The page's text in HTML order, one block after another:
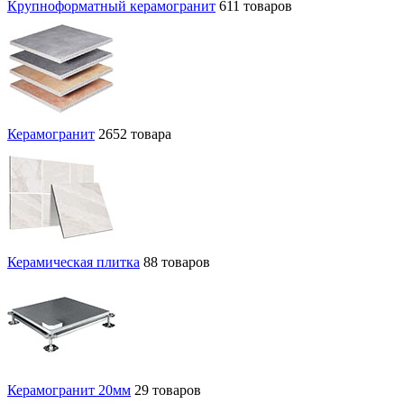
Крупноформатный керамогранит 611 товаров
Керамогранит 2652 товара
Керамическая плитка 88 товаров
Керамогранит 20мм 29 товаров